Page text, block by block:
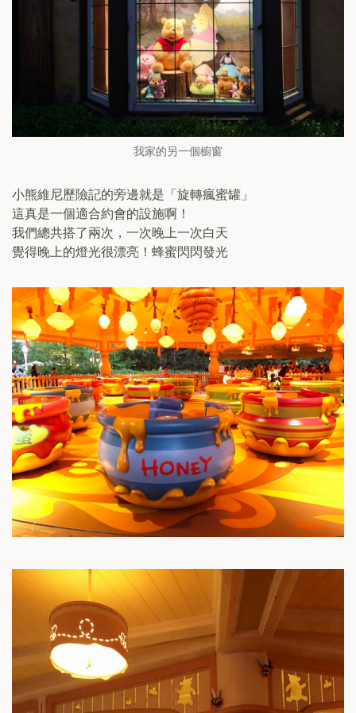
我家的另一個櫥窗
小熊維尼歷險記的旁邊就是「旋轉瘋蜜罐」
這真是一個適合約會的設施啊！
我們總共搭了兩次，一次晚上一次白天
覺得晚上的燈光很漂亮！蜂蜜閃閃發光